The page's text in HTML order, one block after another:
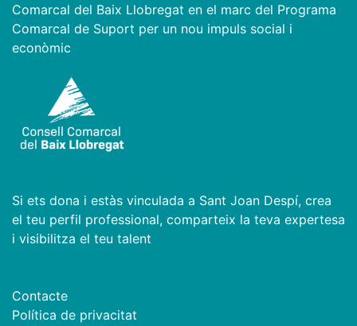
Comarcal del Baix Llobregat en el marc del Programa
Comarcal de Suport per un nou impuls social i
econòmic
Si ets dona i estàs vinculada a Sant Joan Despí, crea
el teu perfil professional, comparteix la teva expertesa
i visibilitza el teu talent
Contacte
Política de privacitat